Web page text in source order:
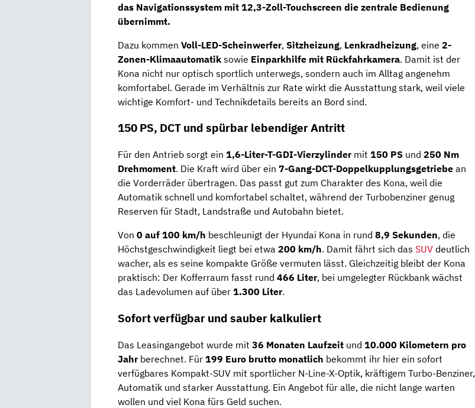
das Navigationssystem mit 12,3-Zoll-Touchscreen die zentrale Bedienung
übernimmt.
Dazu kommen Voll-LED-Scheinwerfer, Sitzheizung, Lenkradheizung, eine 2-
Zonen-Klimaautomatik sowie Einparkhilfe mit Rückfahrkamera. Damit ist der
Kona nicht nur optisch sportlich unterwegs, sondern auch im Alltag angenehm
komfortabel. Gerade im Verhältnis zur Rate wirkt die Ausstattung stark, weil viele
wichtige Komfort- und Technikdetails bereits an Bord sind.
150 PS, DCT und spürbar lebendiger Antritt
Für den Antrieb sorgt ein 1,6-Liter-T-GDI-Vierzylindermit 150 PS und 250 Nm
Drehmoment. Die Kraft wird über ein 7-Gang-DCT-Doppelkupplungsgetriebe an
die Vorderräder übertragen. Das passt gut zum Charakter des Kona, weil die
Automatik schnell und komfortabel schaltet, während der Turbobenziner genug
Reserven für Stadt, Landstraße und Autobahn bietet.
Von 0 auf 100 km/h beschleunigt der Hyundai Kona in rund 8,9 Sekunden, die
Höchstgeschwindigkeit liegt bei etwa 200 km/h. Damit fährt sich das SUV deutlich
wacher, als es seine kompakte Größe vermuten lässt. Gleichzeitig bleibt der Kona
praktisch: Der Kofferraum fasst rund 466 Liter, bei umgelegter Rückbank wächst
das Ladevolumen auf über 1.300 Liter.
Sofort verfügbar und sauber kalkuliert
Das Leasingangebot wurde mit 36 Monaten Laufzeit und 10.000 Kilometern pro
Jahrberechnet. Für 199 Euro brutto monatlich bekommt ihr hier ein sofort
verfügbares Kompakt-SUV mit sportlicher N-Line-X-Optik, kräftigem Turbo-Benziner,
Automatik und starker Ausstattung. Ein Angebot für alle, die nicht lange warten
wollen und viel Kona fürs Geld suchen.